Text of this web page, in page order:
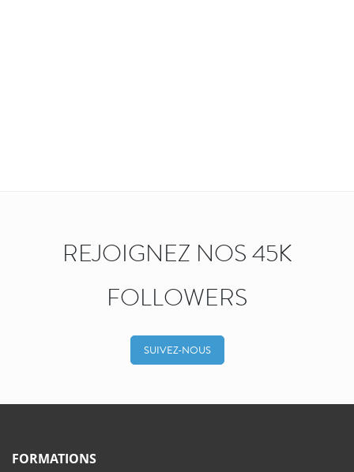
REJOIGNEZ NOS 45K
FOLLOWERS
SUIVEZ-NOUS
FORMATIONS